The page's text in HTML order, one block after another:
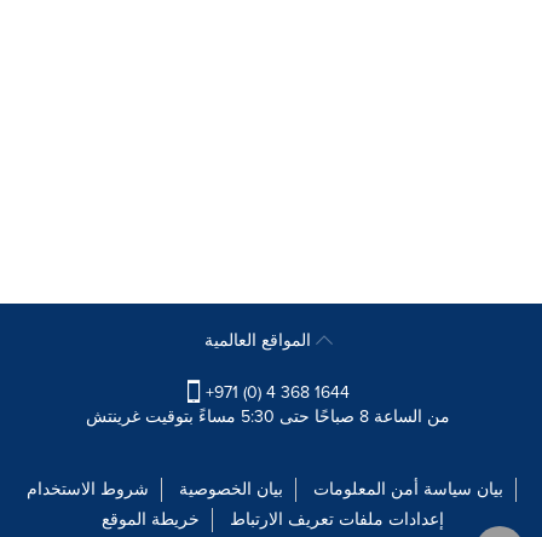
+971 (0) 4 368 1644
من الساعة 8 صباحًا حتى 5:30 مساءً بتوقيت غرينتش
شروط الاستخدام بيان الخصوصية
بيان سياسة أمن المعلومات
خريطة الموقع
إعدادات ملفات تعريف الارتباط